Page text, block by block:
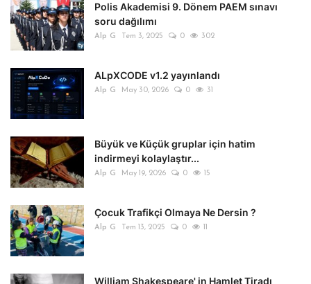
Polis Akademisi 9. Dönem PAEM sınavı
soru dağılımı
Alp G Tem 3, 2025 0 302
ALpXCODE v1.2 yayınlandı
Alp G May 30, 2026 0 31
Büyük ve Küçük gruplar için hatim
indirmeyi kolaylaştır...
Alp G May 19, 2026 0 15
Çocuk Trafikçi Olmaya Ne Dersin ?
Alp G Tem 13, 2025 0
William Shakespeare' in Hamlet Tiradı